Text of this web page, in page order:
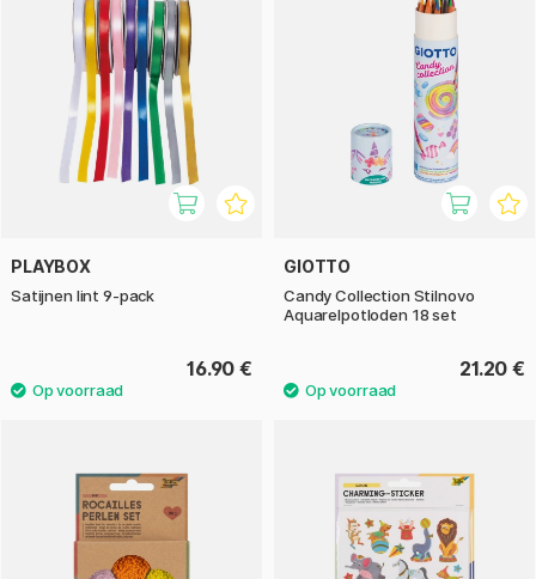
PLAYBOX
Satijnen lint 9-pack
16.90 €
GIOTTO
Candy Collection Stilnovo
Aquarelpotloden 18 set
21.20 €